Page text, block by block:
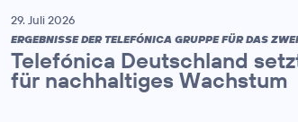
29. Juli 2026
ERGEBNISSE DER TELEFÓNICA GRUPPE FÜR DAS
Telefónica Deutschland
für nachhaltiges Wachstum